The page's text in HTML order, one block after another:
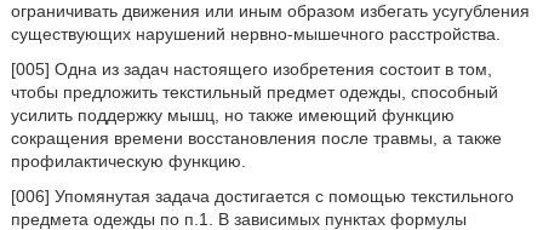
ограничивать движения или иным образом избегать усугубления
существующих нарушений нервно-мышечного расстройства.
[005] Одна из задач настоящего изобретения состоит в том,
чтобы предложить текстильный предмет одежды, способный
усилить поддержку мышц, но также имеющий функцию
сокращения времени восстановления после травмы, а также
профилактическую функцию.
[006] Упомянутая задача достигается с помощью текстильного
предмета одежды по п.1. В зависимых пунктах формулы